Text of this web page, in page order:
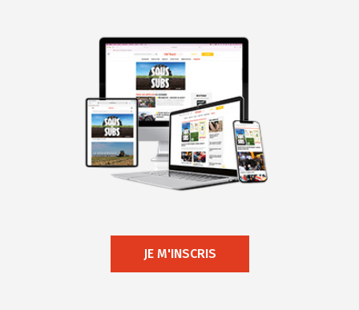
JE M'INSCRIS